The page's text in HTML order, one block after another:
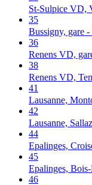
St-Sulpice VD,
35
Bussigny, gare
36
Renens VD,
38
Renens VD,
41
Lausanne,
42
Lausanne,
44
Epalinges,
45
Epalinges,
46